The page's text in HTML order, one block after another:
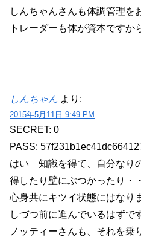
しんちゃんさんも体調管理を
トレーダーも体が資本ですか
しんちゃん より:
2015年5月11日 9:49 PM
SECRET: 0
PASS:
はい 知識を得て、自分なり
得したり壁にぶつかったり・
心身共にキツイ状態にはなり
しづつ前に進んでいるはずで
ノッティーさんも、それを乗